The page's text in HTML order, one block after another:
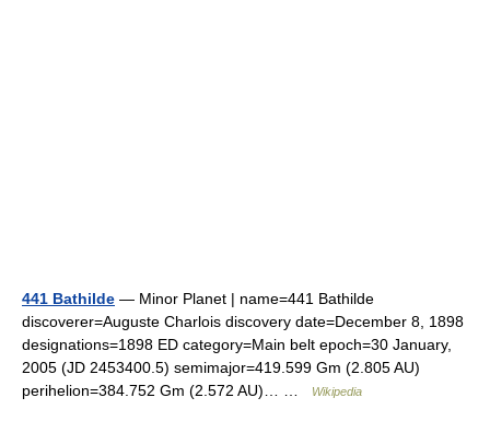
441 Bathilde — Minor Planet | name=441 Bathilde
discoverer=Auguste Charlois discovery date=December 8, 1898
designations=1898 ED category=Main belt epoch=30 January,
2005 (JD 2453400.5) semimajor=419.599 Gm (2.805 AU)
perihelion=384.752 Gm (2.572 AU)… …
Wikipedia